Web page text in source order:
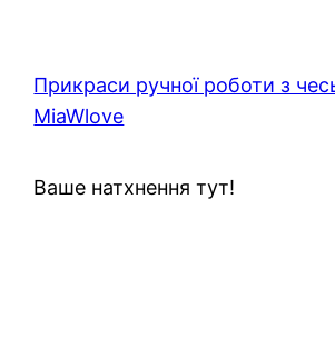
Прикраси ручної роботи з
MiaWlove
Ваше натхнення тут!